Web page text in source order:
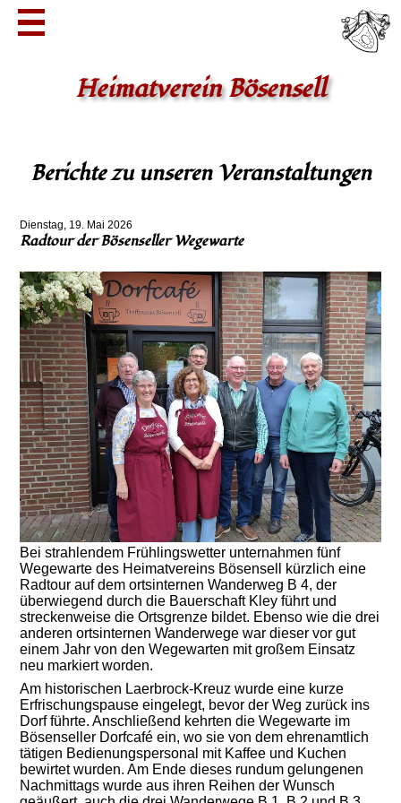
Heimatverein Bösensell
Berichte zu unseren Veranstaltungen
Dienstag, 19. Mai 2026
Radtour der Bösenseller Wegewarte
Bei strahlendem Frühlingswetter unternahmen fünf
Wegewarte des Heimatvereins Bösensell kürzlich eine
Radtour auf dem ortsinternen Wanderweg B 4, der
überwiegend durch die Bauerschaft Kley führt und
streckenweise die Ortsgrenze bildet. Ebenso wie die drei
anderen ortsinternen Wanderwege war dieser vor gut
einem Jahr von den Wegewarten mit großem Einsatz
neu markiert worden.
Am historischen Laerbrock-Kreuz wurde eine kurze
Erfrischungspause eingelegt, bevor der Weg zurück ins
Dorf führte. Anschließend kehrten die Wegewarte im
Bösenseller Dorfcafé ein, wo sie von dem ehrenamtlich
tätigen Bedienungspersonal mit Kaffee und Kuchen
bewirtet wurden. Am Ende dieses rundum gelungenen
Nachmittags wurde aus ihren Reihen der Wunsch